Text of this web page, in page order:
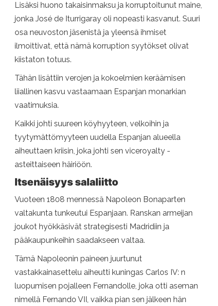
Lisäksi huono takaisinmaksu ja korruptoitunut maine,
jonka José de Iturrigaray oli nopeasti kasvanut. Suuri
osa neuvoston jäsenistä ja yleensä ihmiset
ilmoittivat, että nämä korruption syytökset olivat
kiistaton totuus.
Tähän lisättiin verojen ja kokoelmien keräämisen
liiallinen kasvu vastaamaan Espanjan monarkian
vaatimuksia.
Kaikki johti suureen köyhyyteen, velkoihin ja
tyytymättömyyteen uudella Espanjan alueella
aiheuttaen kriisin, joka johti sen viceroyalty -
asteittaiseen häiriöön.
Itsenäisyys salaliitto
Vuoteen 1808 mennessä Napoleon Bonaparten
valtakunta tunkeutui Espanjaan. Ranskan armeijan
joukot hyökkäsivät strategisesti Madridiin ja
pääkaupunkeihin saadakseen valtaa.
Tämä Napoleonin paineen juurtunut
vastakkainasettelu aiheutti kuningas Carlos IV: n
luopumisen pojalleen Fernandolle, joka otti aseman
nimellä Fernando VII, vaikka pian sen jälkeen hän